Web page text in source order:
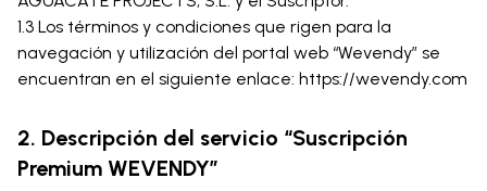
1.3 Los términos y condiciones que rigen para la
navegación y utilización del portal web “Wevendy” se
encuentran en el siguiente enlace: https://wevendy.com
2. Descripción del servicio “Suscripción
Premium WEVENDY”